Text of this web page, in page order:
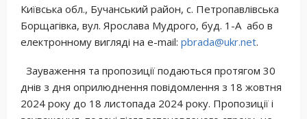
Київська обл., Бучанський район, с. Петропавлівська
Борщагівка, вул. Ярослава Мудрого, буд. 1-А або в
електронному вигляді на e-mail: pbrada@ukr.net.
Зауваження та пропозиції подаються протягом 30
днів з дня оприлюднення повідомлення з 18 жовтня
2024 року до 18 листопада 2024 року. Пропозиції і